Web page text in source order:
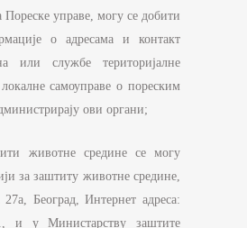
Пореске управе, могу се добити
о адресама и контакт
или службе територијалне
самоуправе о пореским
ови органи;
животне средине се могу
за заштиту животне средине,
Београд, Интернет адреса:
., и у Министарству заштите